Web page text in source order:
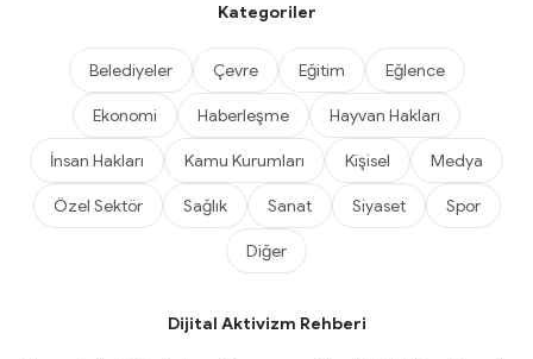
Kategoriler
Belediyeler Çevre Eğitim Eğlence
Ekonomi Haberleşme Hayvan Hakları
İnsan Hakları Kamu Kurumları Kişisel Medya
Özel Sektör Sağlık Sanat Siyaset Spor
Diğer
Dijital Aktivizm Rehberi